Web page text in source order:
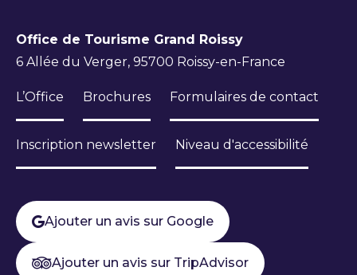
Office de Tourisme Grand Roissy
6 Allée du Verger, 95700 Roissy-en-France
L’Office Brochures Formulaires de contact
Inscription newsletter Niveau d'accessibilité
Ajouter un avis sur Google
Ajouter un avis sur TripAdvisor